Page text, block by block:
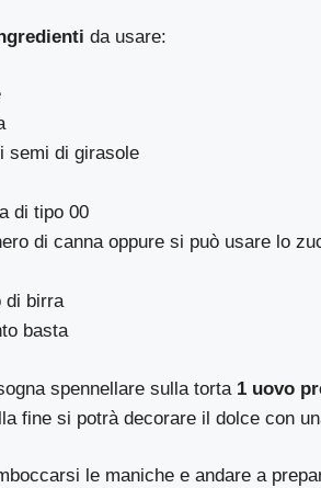
da usare:
semi di girasole
di tipo 00
di canna oppure si può usare lo
di birra
basta
spennellare sulla torta 1 uovo
fine si potrà decorare il dolce con
le maniche e andare a